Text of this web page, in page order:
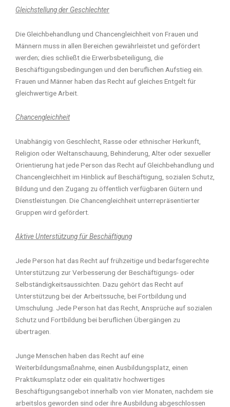
Gleichstellung der Geschlechter
Die Gleichbehandlung und Chancengleichheit von Frauen und
Männern muss in allen Bereichen gewährleistet und gefördert
werden; dies schließt die Erwerbsbeteiligung, die
Beschäftigungsbedingungen und den beruflichen Aufstieg ein.
Frauen und Männer haben das Recht auf gleiches Entgelt für
gleichwertige Arbeit.
Chancengleichheit
Unabhängig von Geschlecht, Rasse oder ethnischer Herkunft,
Religion oder Weltanschauung, Behinderung, Alter oder sexueller
Orientierung hat jede Person das Recht auf Gleichbehandlung und
Chancengleichheit im Hinblick auf Beschäftigung, sozialen Schutz,
Bildung und den Zugang zu öffentlich verfügbaren Gütern und
Dienstleistungen. Die Chancengleichheit unterrepräsentierter
Gruppen wird gefördert.
Aktive Unterstützung für Beschäftigung
Jede Person hat das Recht auf frühzeitige und bedarfsgerechte
Unterstützung zur Verbesserung der Beschäftigungs- oder
Selbständigkeitsaussichten. Dazu gehört das Recht auf
Unterstützung bei der Arbeitssuche, bei Fortbildung und
Umschulung. Jede Person hat das Recht, Ansprüche auf sozialen
Schutz und Fortbildung bei beruflichen Übergängen zu
übertragen.
Junge Menschen haben das Recht auf eine
Weiterbildungsmaßnahme, einen Ausbildungsplatz, einen
Praktikumsplatz oder ein qualitativ hochwertiges
Beschäftigungsangebot innerhalb von vier Monaten, nachdem sie
arbeitslos geworden sind oder ihre Ausbildung abgeschlossen